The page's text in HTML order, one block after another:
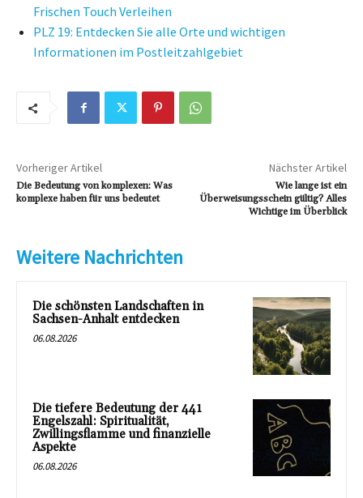
Frischen Touch Verleihen
PLZ 19: Entdecken Sie alle Orte und wichtigen
Informationen im Postleitzahlgebiet
Vorheriger Artikel
Die Bedeutung von komplexen: Was
komplexe haben für uns bedeutet
Nächster Artikel
Wie lange ist ein
Überweisungsschein gültig? Alles
Wichtige im Überblick
Weitere Nachrichten
Die schönsten Landschaften in
Sachsen-Anhalt entdecken
06.08.2026
Die tiefere Bedeutung der 441
Engelszahl: Spiritualität,
Zwillingsflamme und finanzielle
Aspekte
06.08.2026